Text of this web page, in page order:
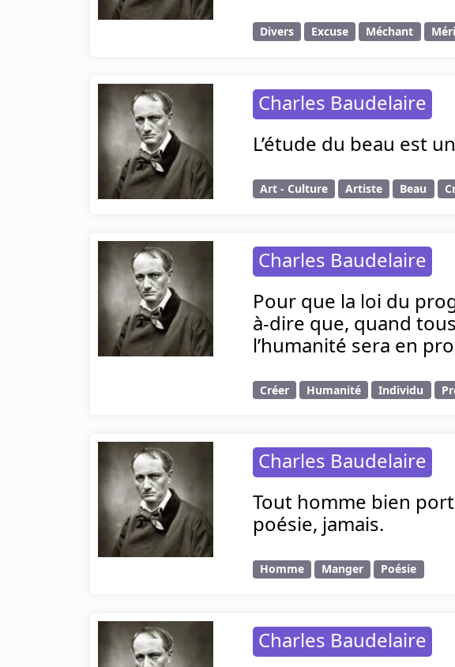
Divers Excuse Méchant
Charles Baudelaire
L’étude du beau est
Art - Culture Artiste Beau
Charles Baudelaire
Pour que la loi du
à-dire que, quand
l’humanité sera en
Créer Humanité Individu
Charles Baudelaire
Tout homme bien
poésie, jamais.
Homme Manger Poésie
Charles Baudelaire